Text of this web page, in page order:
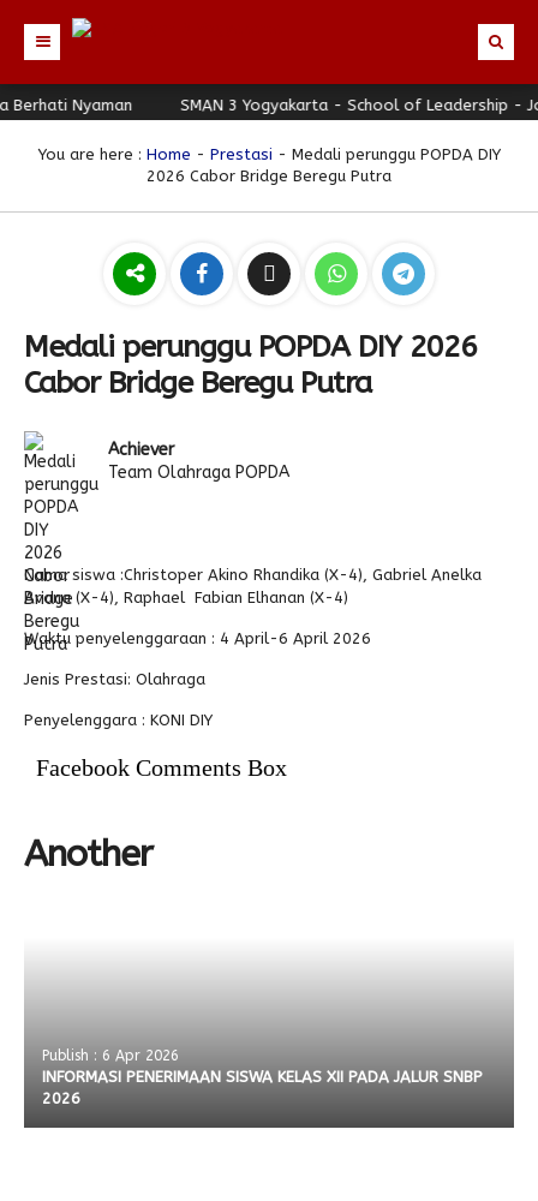
Beranda
Profil
Struktur Organisasi
Pengumuman
Guru & Karyawan
Padmanaba Smart Service
Karya Siswa
Progresif #37
Antologi Puisi 1
Antologi Puisi 2
Antologi Puisi 4
Fasilitas
Eskul
Kegiatan Kemitraan
Bulletin
Padnews
Majalah Progresif
Link Referensi
Event Padmanaba
Penbes 2026
PPDB
Alumni
Nyaman SMAN 3 Yogyakarta - School of Leadership -
You are here : Home - Prestasi - Medali perunggu POPDA DIY
2026 Cabor Bridge Beregu Putra
Medali perunggu POPDA DIY 2026
Cabor Bridge Beregu Putra
Achiever
Team Olahraga POPDA
Nama siswa :Christoper Akino Rhandika (X-4), Gabriel Anelka
Avana (X-4), Raphael Fabian Elhanan (X-4)
Waktu penyelenggaraan : 4 April-6 April 2026
Jenis Prestasi: Olahraga
Penyelenggara : KONI DIY
Facebook Comments Box
Another
Publish : 6 Apr 2026
INFORMASI PENERIMAAN SISWA KELAS XII PADA JALUR SNBP
2026